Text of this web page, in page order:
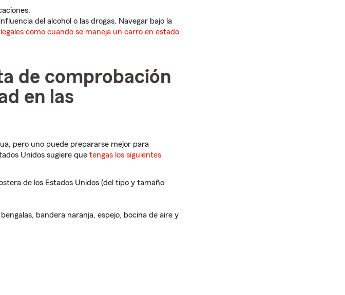
del alcohol o las drogas. Navegar bajo la
como cuando se maneja un carro en estado
de comprobación
en las
pero uno puede prepararse mejor para
Unidos sugiere que tengas los siguientes
de los Estados Unidos (del tipo y tamaño
bandera naranja, espejo, bocina de aire y